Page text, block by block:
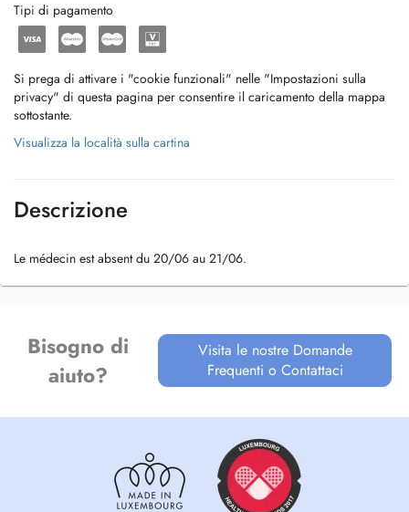
Tipi di pagamento
Si prega di attivare i "cookie funzionali" nelle "Impostazioni sulla
privacy" di questa pagina per consentire il caricamento della mappa
sottostante.
Visualizza la località sulla cartina
Descrizione
Le médecin est absent du 20/06 au 21/06.
Bisogno di
aiuto?
Visita le nostre Domande
Frequenti o Contattaci